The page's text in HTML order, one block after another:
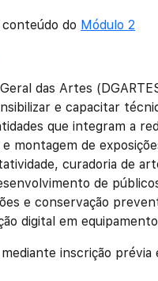
do Módulo 2
das Artes
e capacitar
que integram a
montagem de
curadoria de
de
e conservação
digital em
inscrição prévia